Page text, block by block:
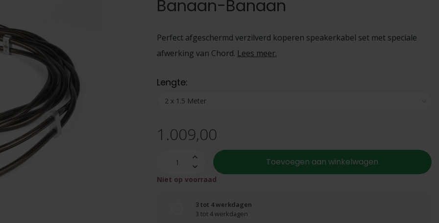
Banaan-Banaan
Perfect afgeschermd verzilverd koperen speakerkabel set met speciale
afwerking van Chord. Lees meer.
Lengte:
1.009,00
Toevoegen aan winkelwagen
Niet op voorraad
3 tot 4 werkdagen
3 tot 4 werkdagen